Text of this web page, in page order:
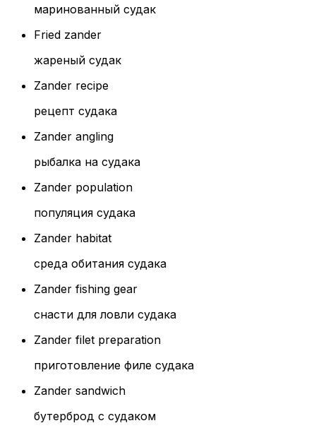
маринованный судак
Fried zander
жареный судак
Zander recipe
рецепт судака
Zander angling
рыбалка на судака
Zander population
популяция судака
Zander habitat
среда обитания судака
Zander fishing gear
снасти для ловли судака
Zander filet preparation
приготовление филе судака
Zander sandwich
бутерброд с судаком